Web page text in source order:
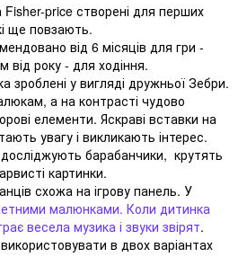
price створені для перших
ще повзають.
від 6 місяців для гри -
від року - для ходіння.
зроблені у вигляді дружньої Зебри.
а на контрасті чудово
елементи. Яскраві вставки на
увагу і викликають інтерес.
барабанчики, крутять
картинки.
схожа на ігрову панель. У
малюнками. Коли дитинка
весела музика і звуки звірят.
в двох варіантах